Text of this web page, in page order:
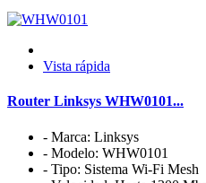
Vista rápida
Router Linksys WHW0101...
- Marca: Linksys
- Modelo: WHW0101
- Tipo: Sistema Wi-Fi Mesh